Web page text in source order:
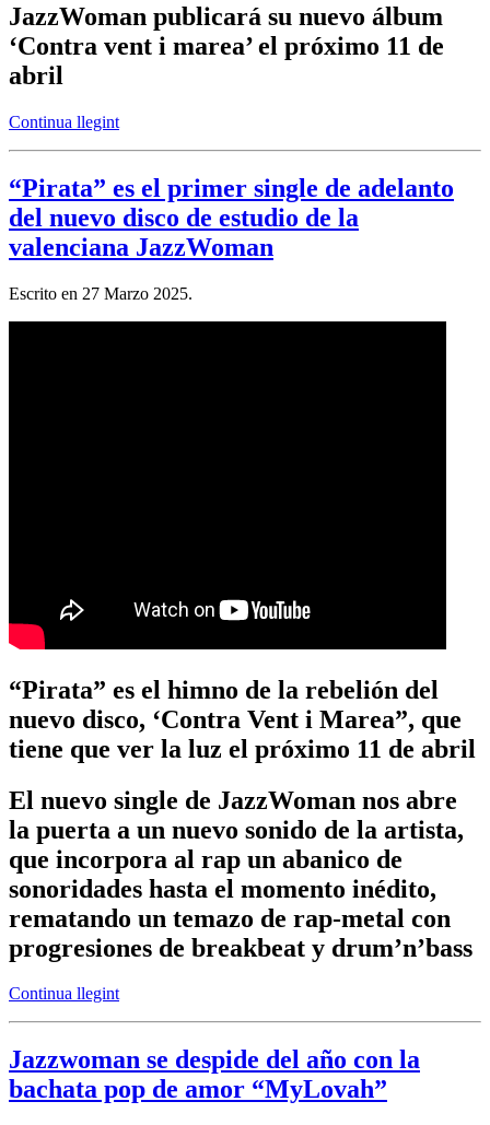
JazzWoman publicará su nuevo álbum
‘Contra vent i marea’ el próximo 11 de
abril
Continua llegint
“Pirata” es el primer single de adelanto
del nuevo disco de estudio de la
valenciana JazzWoman
Escrito en 27 Marzo 2025.
“Pirata” es el himno de la rebelión del
nuevo disco, ‘Contra Vent i Marea”, que
tiene que ver la luz el próximo 11 de abril
El nuevo single de JazzWoman nos abre
la puerta a un nuevo sonido de la artista,
que incorpora al rap un abanico de
sonoridades hasta el momento inédito,
rematando un temazo de rap-metal con
progresiones de breakbeat y drum’n’bass
Continua llegint
Jazzwoman se despide del año con la
bachata pop de amor “MyLovah”